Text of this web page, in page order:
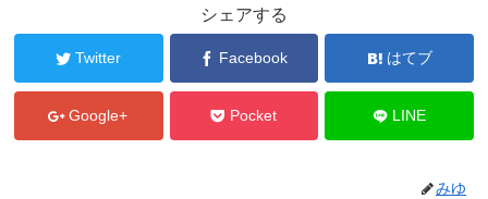
シェアする
Twitter Facebook はてブ
Google+ Pocket LINE
みゆ